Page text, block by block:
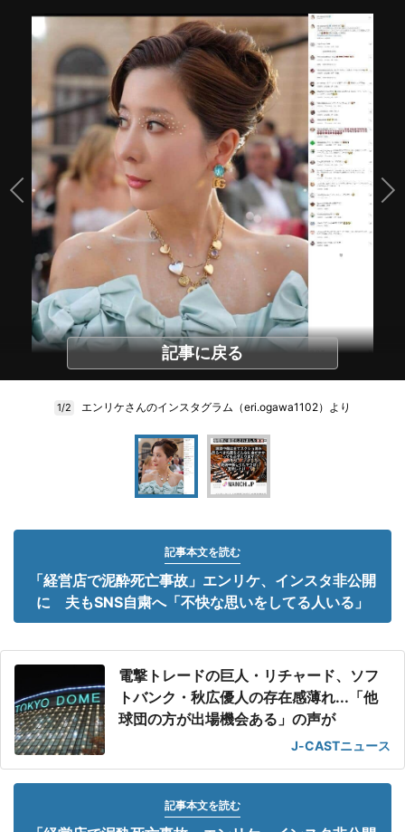
記事に戻る
1/2 エンリケさんのインスタグラム（eri.ogawa1102）より
記事本文を読む
「経営店で泥酔死亡事故」エンリケ、インスタ非公開
に 夫もSNS自粛へ「不快な思いをしてる人いる」
電撃トレードの巨人・リチャード、ソフ
トバンク・秋広優人の存在感薄れ...「他
球団の方が出場機会ある」の声が
J-CASTニュース
記事本文を読む